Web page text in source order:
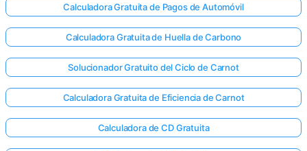
Calculadora Gratuita de Pagos de Automóvil
Calculadora Gratuita de Huella de Carbono
Solucionador Gratuito del Ciclo de Carnot
Calculadora Gratuita de Eficiencia de Carnot
Calculadora de CD Gratuita